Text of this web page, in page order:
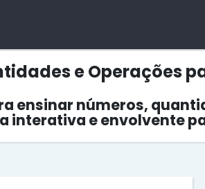
e Operações
ensinar números,
interativa e envolvente